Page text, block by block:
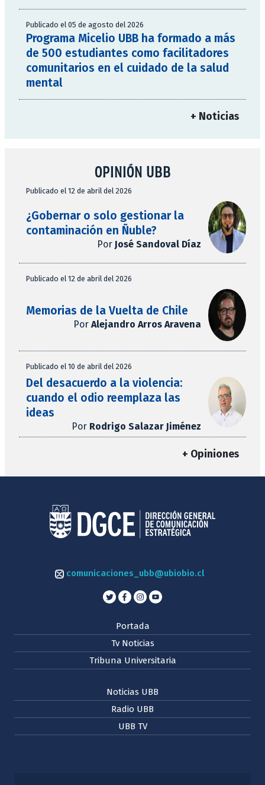
Publicado el 05 de agosto del 2026
Programa Micelio UBB ha formado a más
de 500 estudiantes como facilitadores
comunitarios en el cuidado de la salud
mental
+ Noticias
OPINIÓN UBB
Publicado el 12 de abril del 2026
¿Gobernar o solo gestionar la
contaminación en Ñuble?
Por José Sandoval Díaz
Publicado el 12 de abril del 2026
Memorias de la Vuelta de Chile
Por Alejandro Arros Aravena
Publicado el 10 de abril del 2026
Del desacuerdo a la violencia:
cuando el odio reemplaza las
ideas
Por Rodrigo Salazar Jiménez
+ Opiniones
comunicaciones_ubb@ubiobio.cl
Portada
Tv Noticias
Tribuna Universitaria
Noticias UBB
Radio UBB
UBB TV